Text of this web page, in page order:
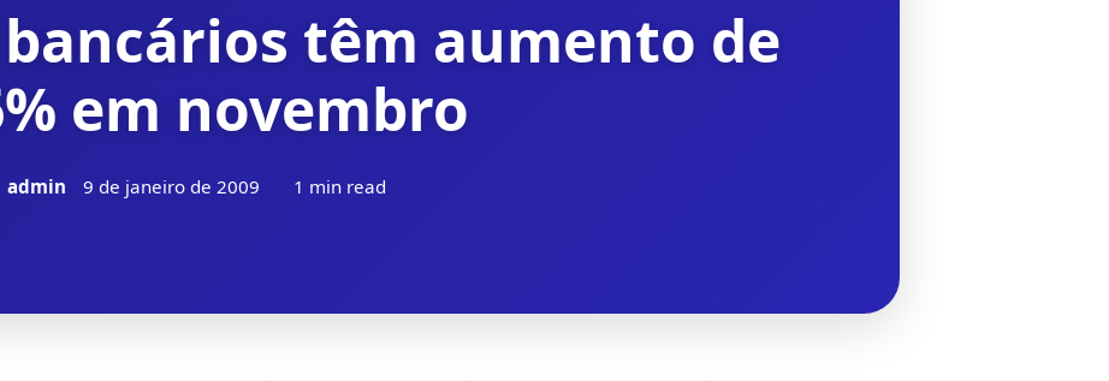
têm aumento de
em novembro
admin 9 de janeiro de 2009 1 min read